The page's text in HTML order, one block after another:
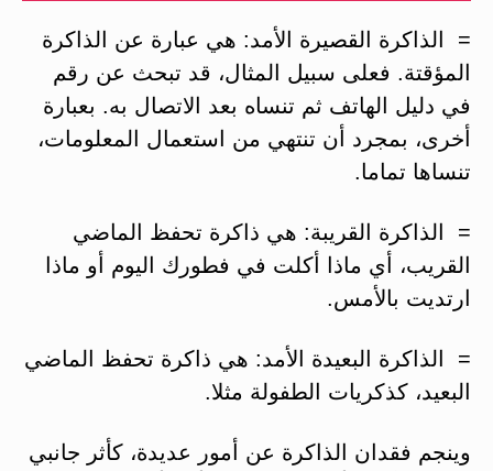
= الذاكرة القصيرة الأمد: هي عبارة عن الذاكرة
المؤقتة. فعلى سبيل المثال، قد تبحث عن رقم
في دليل الهاتف ثم تنساه بعد الاتصال به. بعبارة
أخرى، بمجرد أن تنتهي من استعمال المعلومات،
تنساها تماما.
= الذاكرة القريبة: هي ذاكرة تحفظ الماضي
القريب، أي ماذا أكلت في فطورك اليوم أو ماذا
ارتديت بالأمس.
= الذاكرة البعيدة الأمد: هي ذاكرة تحفظ الماضي
البعيد، كذكريات الطفولة مثلا.
وينجم فقدان الذاكرة عن أمور عديدة، كأثر جانبي